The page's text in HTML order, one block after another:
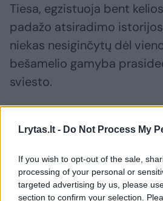
Lrytas.lt - Do Not Process My
If you wish to opt-out of the sale,
processing of your personal or
targeted advertising by us, please
section to confirm your selection.
Tiesa, egzistuoja bent
padažo atsiradimo
niekas nesiginčytų dėl
bešamelio gamyba
sviesto.